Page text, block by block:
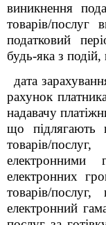
виникнення
товарів/послуг
податковий
будь-яка з
дата
рахунок
надавачу
що підлягають
товарів/
електронних
товарів/
електронний